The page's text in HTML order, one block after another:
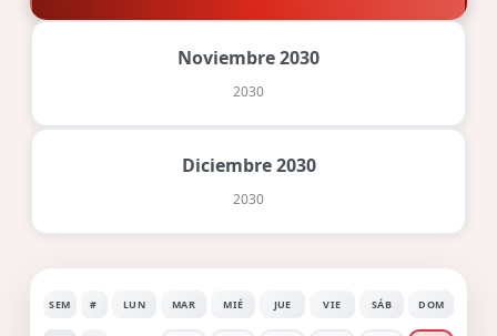
Noviembre 2030
2030
Diciembre 2030
2030
SEM # LUN MAR MIÉ JUE VIE SÁB DOM